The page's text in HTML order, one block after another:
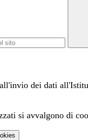
dei dati
si avvalgono di